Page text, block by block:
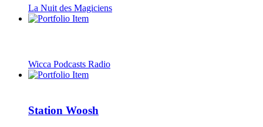
La Nuit des Magiciens
Wicca Podcasts Radio
Station Woosh